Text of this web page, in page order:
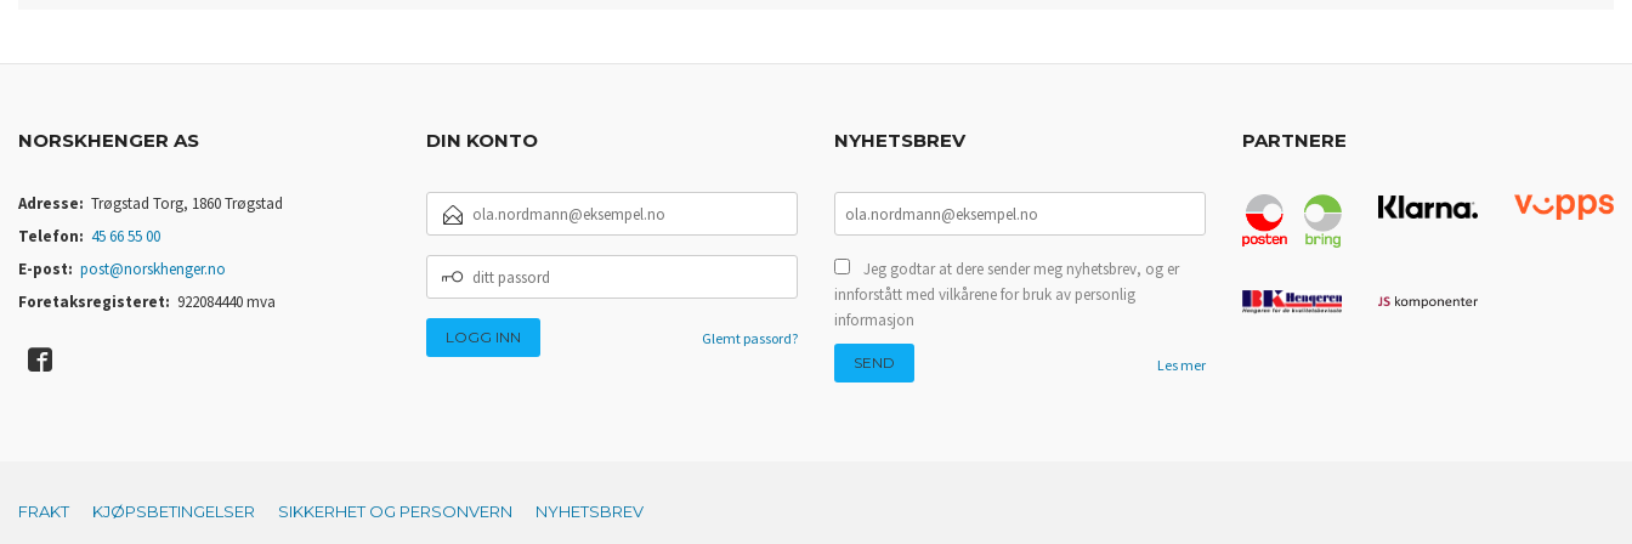
NORSKHENGER AS
Adresse: Trøgstad Torg, 1860 Trøgstad
Telefon: 45 66 55 00
E-post: post@norskhenger.no
Foretaksregisteret: 922084440 mva
DIN KONTO
POSTADRESSE
PASSORD
Glemt passord?
NYHETSBREV
Jeg godtar at dere sender meg nyhetsbrev, og er
innforstått med vilkårene for bruk av personlig
informasjon
Les mer
PARTNERE
FRAKT KJØPSBETINGELSER SIKKERHET OG PERSONVERN NYHETSBREV